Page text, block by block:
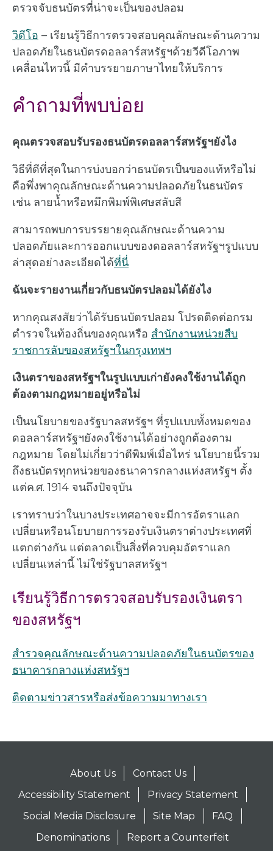
ตรวจจับธนบัตรที่น่าจะเป็นของปลอม
วิดีโอ – เรียนรู้วิธีการตรวจสอบคุณลักษณะด้านความ
ปลอดภัยในธนบัตรดอลลาร์สหรัฐฯด้วยวีดีโอภาพ
เคลื่อนไหวนี้ มีคำบรรยายภาษาไทยให้บริการ
คำถามที่พบบ่อย
คุณตรวจสอบรับรองธนบัตรดอลลาร์สหรัฐฯยังไง
วิธีที่ดีที่สุดในการบ่งบอกว่าธนบัตรเป็นของแท้หรือไม่
คือพึ่งพาคุณลักษณะด้านความปลอดภัยในธนบัตร
เช่น ลายน้ำหรือหมึกพิมพ์พิเศษสลับสี
สามารถพบการบรรยายคุณลักษณะด้านความ
ปลอดภัยและการออกแบบของดอลลาร์สหรัฐฯรูปแบบ
ล่าสุดอย่างละเอียดได้ที่นี่
ฉันจะรายงานเกี่ยวกับธนบัตรปลอมได้ยังไง
หากคุณสงสัยว่าได้รับธนบัตรปลอม โปรดติดต่อกรม
ตำรวจในท้องถิ่นของคุณหรือ สำนักงานหน่วยสืบ
ราชการลับของสหรัฐฯในกรุงเทพฯ
เงินตราของสหรัฐฯในรูปแบบเก่ายังคงใช้งานได้ถูก
ต้องตามกฎหมายอยู่หรือไม่
เป็นนโยบายของรัฐบาลสหรัฐฯ ที่รูปแบบทั้งหมดของ
ดอลลาร์สหรัฐฯยังคงใช้งานได้อย่างถูกต้องตาม
กฎหมาย โดยไม่เกี่ยวว่าตีพิมพ์เมื่อไหร่ นโยบายนี้รวม
ถึงธนบัตรทุกหน่วยของธนาคารกลางแห่งสหรัฐฯ ตั้ง
แต่ค.ศ. 1914 จนถึงปัจจุบัน
เราทราบว่าในบางประเทศอาจจะมีการอัตราแลก
เปลี่ยนหรือนโยบายการรองรับเงินตราต่างประเทศที่
แตกต่างกัน แต่ตลาดเป็นสิ่งที่ควบคุมอัตราแลก
เปลี่ยนเหล่านี้ ไม่ใช่รัฐบาลสหรัฐฯ
เรียนรู้วิธีการตรวจสอบรับรองเงินตรา
ของสหรัฐฯ
สำรวจคุณลักษณะด้านความปลอดภัยในธนบัตรของ
ธนาคารกลางแห่งสหรัฐฯ
ติดตามข่าวสารหรือส่งข้อความมาทางเรา
About Us
Contact Us
Accessibility Statement
Privacy Statement
Social Media Disclosure
Site Map
FAQ
Denominations
Report a Counterfeit